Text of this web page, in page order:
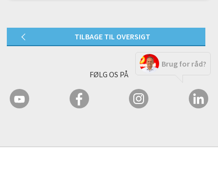
Brug for råd?
TILBAGE TIL OVERSIGT
FØLG OS PÅ